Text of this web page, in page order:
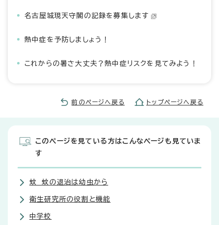
名古屋城現天守閣の記録を募集します
熱中症を予防しましょう！
これからの暑さ大丈夫？熱中症リスクを見てみよう！
前のページへ戻る トップページへ戻る
このページを見ている方はこんなページも見ていま
す
蚊 蚊の退治は幼虫から
衛生研究所の役割と機能
中学校